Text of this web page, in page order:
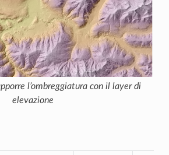
l’ombreggiatura con il layer di
elevazione